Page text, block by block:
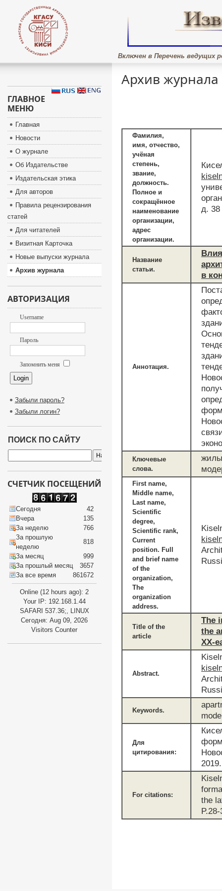
Включен в Перечень ведущих
Архив журнала
Фамилия,
имя, отчество,
учёная
степень,
звание,
должность.
Полное и
сокращённое
наименование
организации,
адрес
организации.
д. 38
Название
статьи.
в
Аннотация.
Ключевые
слова.
First name,
Middle name,
Last name,
Scientific
degree,
Scientific rank,
Current
position. Full
and brief name
of the
organization,
The
organization
address.
Title of the
article
The
the
XX-
Abstract.
Keywords.
Для
цитирования:
For citations:
the
ГЛАВНОЕ
МЕНЮ
Главная
Новости
О журнале
Об Издательстве
Издательская этика
Для авторов
Правила рецензирования
статей
Для читателей
Визитная Карточка
Новые выпуски журнала
Архив журнала
АВТОРИЗАЦИЯ
Username
Пароль
Запомнить меня
Забыли пароль?
Забыли логин?
ПОИСК ПО САЙТУ
СЧЕТЧИК ПОСЕЩЕНИЙ
Сегодня
42
Вчера
135
За неделю
766
За прошлую
неделю
818
За месяц
999
За прошлый месяц
3657
За все время
861672
Online (12 hours ago): 2
Your IP: 192.168.1.44
SAFARI 537.36;, LINUX
Сегодня: Aug 09, 2026
Visitors Counter